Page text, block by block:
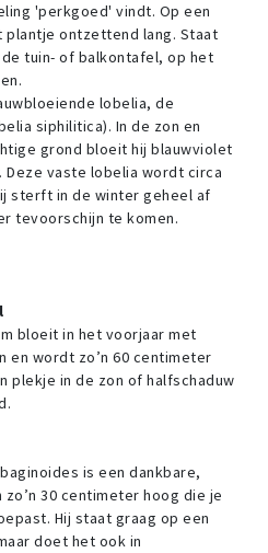
'perkgoed' vindt. Op een
ontzettend lang. Staat
tuin- of balkontafel, op het
lobelia, de
siphilitica). In de zon en
grond bloeit hij blauwviolet
vaste lobelia wordt circa
sterft in de winter geheel af
tevoorschijn te komen.
bloeit in het voorjaar met
en wordt zo’n 60 centimeter
plekje in de zon of halfschaduw
is een dankbare,
30 centimeter hoog die je
Hij staat graag op een
doet het ook in